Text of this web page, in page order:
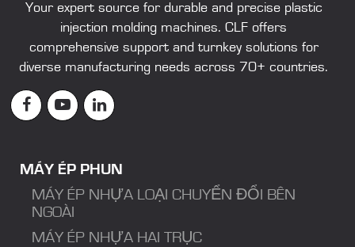
Your expert source for durable and precise plastic
injection molding machines. CLF offers
comprehensive support and turnkey solutions for
diverse manufacturing needs across 70+ countries.
MÁY ÉP PHUN
MÁY ÉP NHỰA LOẠI CHUYỂN ĐỔI BÊN
NGOÀI
MÁY ÉP NHỰA HAI TRỤC